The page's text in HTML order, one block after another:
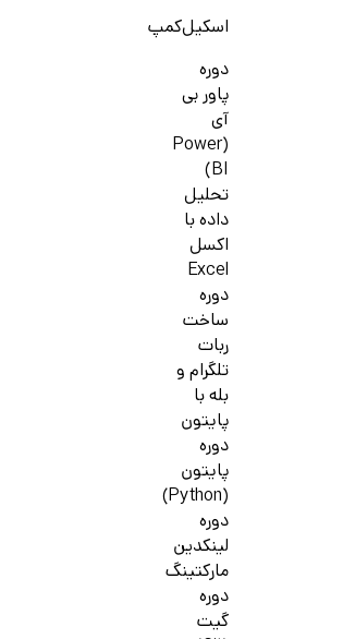
اسکیل‌کمپ
دوره
پاور بی
آی
(Power
BI)
تحلیل
داده با
اکسل
Excel
دوره
ساخت
ربات
تلگرام و
بله با
پایتون
دوره
پایتون
(Python)
دوره
لینکدین
مارکتینگ
دوره
گیت